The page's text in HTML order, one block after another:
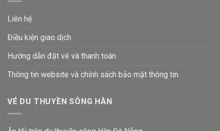
Liên hệ
Điều kiện giao dịch
Hướng dẫn đặt vé và thanh toán
Thông tin website và chính sách bảo mật thông tin
VÉ DU THUYỀN SÔNG HÀN